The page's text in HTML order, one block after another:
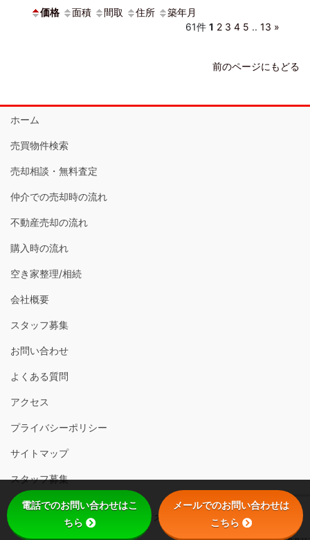
価格 面積 間取 住所
築年月
61件 1 2 3 4 5 .. 13 »
前のページにもどる
ホーム
売買物件検索
売却相談・無料査定
仲介での売却時の流れ
不動産売却の流れ
購入時の流れ
空き家整理/相続
会社概要
スタッフ募集
お問い合わせ
よくある質問
アクセス
プライバシーポリシー
サイトマップ
スタッフ募集
Copyright © 2020 (有)プライスホーム. All Rights Reserved.
電話でのお問い合わせはこ
ちら
メールでのお問い合わせは
こちら